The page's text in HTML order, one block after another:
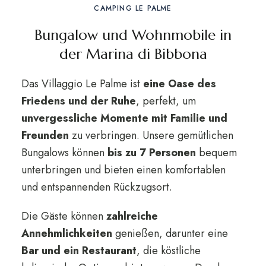
CAMPING LE PALME
Bungalow und Wohnmobile in
der Marina di Bibbona
Das Villaggio Le Palme ist eine Oase des
Friedens und der Ruhe, perfekt, um
unvergessliche Momente mit Familie und
Freunden zu verbringen. Unsere gemütlichen
Bungalows können bis zu 7 Personen bequem
unterbringen und bieten einen komfortablen
und entspannenden Rückzugsort.
Die Gäste könnenzahlreiche
Annehmlichkeiten genießen, darunter eine
Bar und ein Restaurant, die köstliche